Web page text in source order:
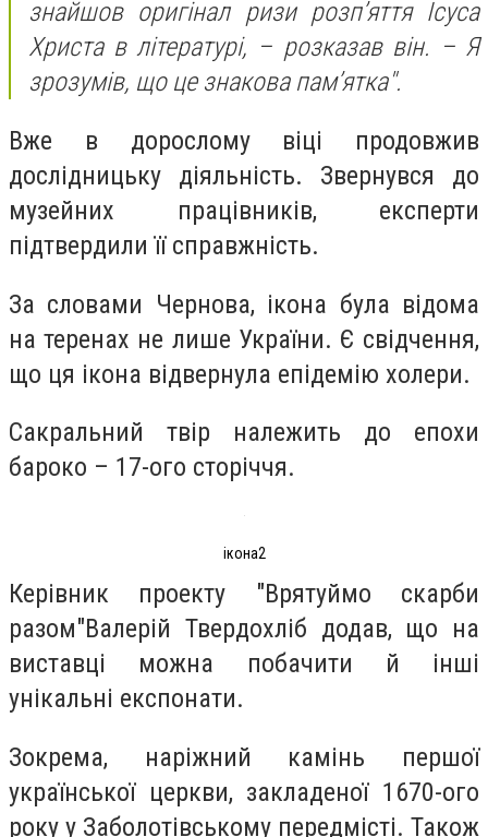
знайшов оригінал ризи розп’яття Ісуса
Христа в літературі, – розказав він. – Я
зрозумів, що це знакова пам’ятка".
Вже в дорослому віці продовжив
дослідницьку діяльність. Звернувся до
музейних працівників, експерти
підтвердили її справжність.
За словами Чернова, ікона була відома
на теренах не лише України. Є свідчення,
що ця ікона відвернула епідемію холери.
Сакральний твір належить до епохи
бароко – 17-ого сторіччя.
ікона2
Керівник проекту "Врятуймо скарби
разом"Валерій Твердохліб додав, що на
виставці можна побачити й інші
унікальні експонати.
Зокрема, наріжний камінь першої
української церкви, закладеної 1670-ого
року у Заболотівському передмісті. Також